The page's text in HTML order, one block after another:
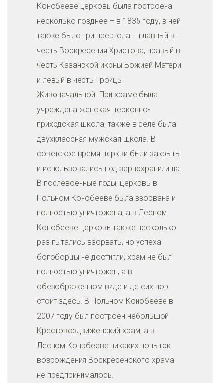
Конобееве церковь была построена
несколько позднее – в 1835 году, в ней
также было три престола – главный в
честь Воскресения Христова, правый в
честь Казанской иконы Божией Матери
и левый в честь Троицы
Живоначальной. При храме была
учреждена женская церковно-
приходская школа, также в селе была
двухклассная мужская школа. В
советское время церкви были закрыты
и использовались под зернохранилища.
В послевоенные годы, церковь в
Польном Конобееве была взорвана и
полностью уничтожена, а в Лесном
Конобееве церковь также несколько
раз пытались взорвать, но успеха
богоборцы не достигли, храм не был
полностью уничтожен, а в
обезображенном виде и до сих пор
стоит здесь. В Польном Конобееве в
2007 году был построен небольшой
Крестовоздвиженский храм, а в
Лесном Конобееве никаких попыток
возрождения Воскресенского храма
не предпринималось.